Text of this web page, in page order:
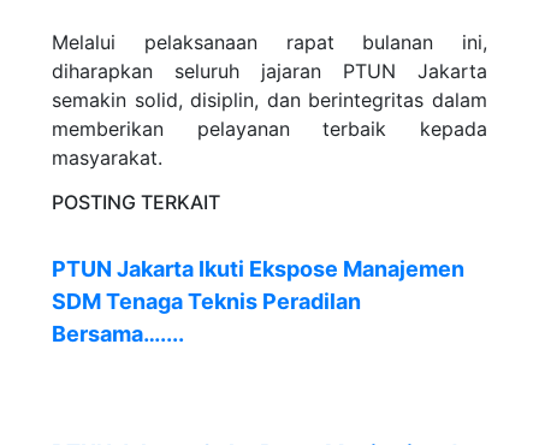
Melalui pelaksanaan rapat bulanan ini,
diharapkan seluruh jajaran PTUN Jakarta
semakin solid, disiplin, dan berintegritas dalam
memberikan pelayanan terbaik kepada
masyarakat.
POSTING TERKAIT
PTUN Jakarta Ikuti Ekspose Manajemen
SDM Tenaga Teknis Peradilan
Bersama…....